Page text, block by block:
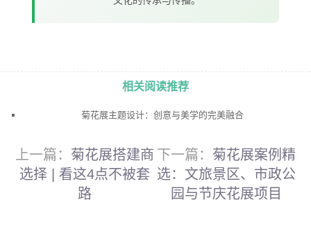
相关阅读推荐
菊花展主题设计：创意与美学的完美融合
上一篇： 菊花展搭建商
选择 | 看这4点不被套
路
下一篇： 菊花展案例精
选：文旅景区、市政公
园与节庆花展项目